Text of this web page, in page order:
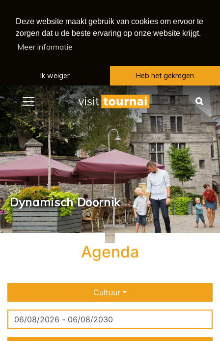
Deze website maakt gebruik van cookies om ervoor te
zorgen dat u de beste ervaring op onze website krijgt.
Meer informatie
Ik weiger Heb het gekregen
Dynamisch Doornik
Menu
Agenda
Cultuur